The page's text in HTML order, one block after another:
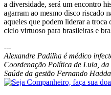
a diversidade, será um encontro
agarram ao mesmo disco riscado
aqueles que podem liderar a
ciclo virtuoso para brasileiras e
---
Alexandre Padilha é médico
Coordenação Política de Lula,
Saúde da gestão Fernando